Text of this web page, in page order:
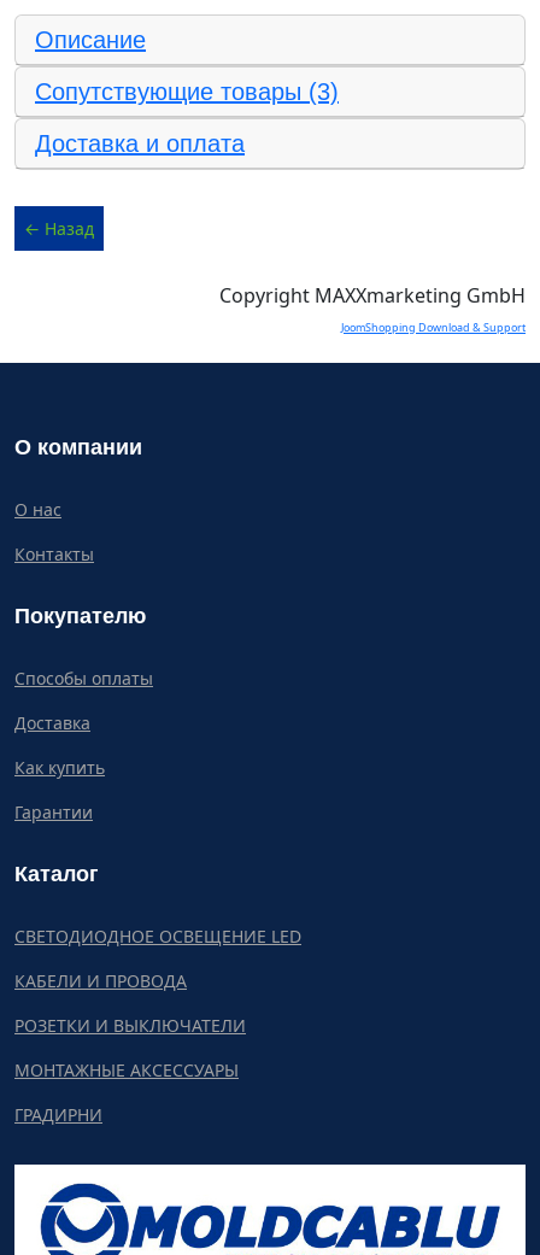
Описание
Сопутствующие товары (3)
Доставка и оплата
Copyright MAXXmarketing GmbH
JoomShopping Download & Support
О компании
О нас
Контакты
Покупателю
Способы оплаты
Доставка
Как купить
Гарантии
Каталог
СВЕТОДИОДНОЕ ОСВЕЩЕНИЕ LED
КАБЕЛИ И ПРОВОДА
РОЗЕТКИ И ВЫКЛЮЧАТЕЛИ
МОНТАЖНЫЕ АКСЕССУАРЫ
ГРАДИРНИ